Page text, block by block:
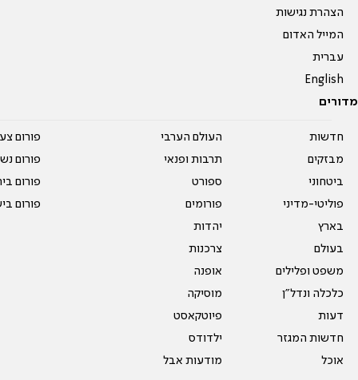
הצהרת נגישות
המייל האדום
עברית
English
מדורים
חדשות
מבזקים
ביטחוני
פוליטי-מדיני
בארץ
בעולם
משפט ופלילים
כלכלה ונדל"ן
דעות
חדשות המגזר
אוכל
העולם הערבי
תרבות ופנאי
ספורט
פורומים
יהדות
צרכנות
אופנה
מוסיקה
פיוטקאסט
ילדודס
מודעות אבל
פורום
פורום
פורום
פורום